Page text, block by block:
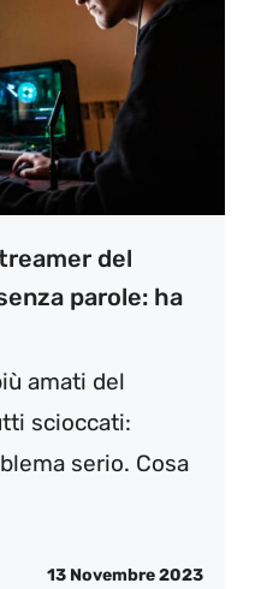
del
parole: ha
amati del
scioccati:
serio. Cosa
13 Novembre 2023